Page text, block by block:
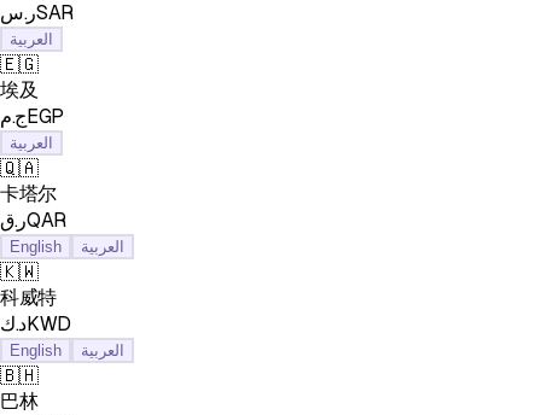
ر.سSAR
العربية
🇪🇬
埃及
ج.مEGP
العربية
🇶🇦
卡塔尔
ر.قQAR
English العربية
🇰🇼
科威特
د.كKWD
English العربية
🇧🇭
巴林